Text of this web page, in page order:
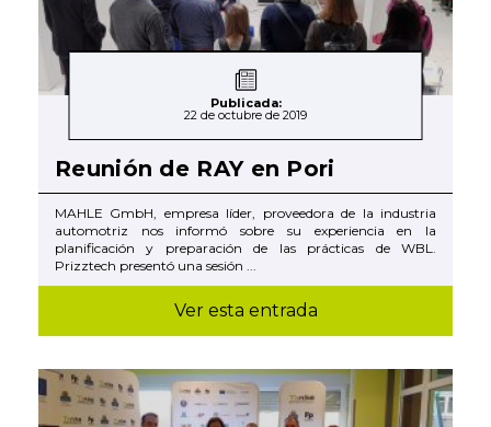
Publicada:
22 de octubre de 2019
Reunión de RAY en Pori
MAHLE GmbH, empresa líder, proveedora de la industria
automotriz nos informó sobre su experiencia en la
planificación y preparación de las prácticas de WBL.
Prizztech presentó una sesión ...
Ver esta entrada